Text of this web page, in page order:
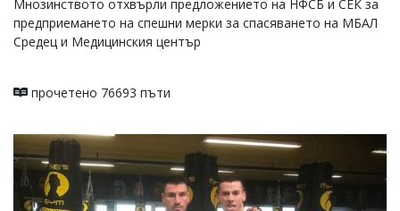
Мнозинството отхвърли предложението на НФСБ и СЕК за
предприемането на спешни мерки за спасяването на МБАЛ
Средец и Медицинския център
прочетено 76693 пъти